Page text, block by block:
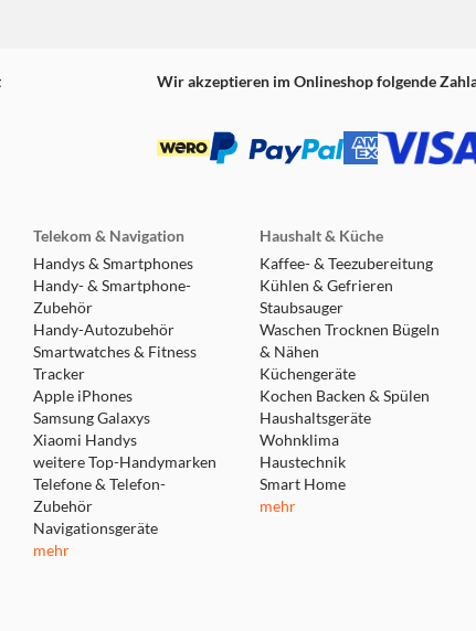
Wir akzeptieren im Onlineshop folgende
Telekom & Navigation
Handys & Smartphones
Handy- & Smartphone-
Zubehör
Handy-Autozubehör
Smartwatches & Fitness
Tracker
Apple iPhones
Samsung Galaxys
Xiaomi Handys
weitere Top-Handymarken
Telefone & Telefon-
Zubehör
Navigationsgeräte
mehr
Haushalt & Küche
Kaffee- & Teezubereitung
Kühlen & Gefrieren
Staubsauger
Waschen Trocknen Bügeln
& Nähen
Küchengeräte
Kochen Backen & Spülen
Haushaltsgeräte
Wohnklima
Haustechnik
Smart Home
mehr